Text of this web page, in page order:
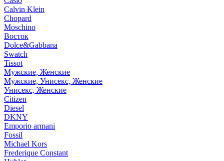
Calvin Klein
Chopard
Moschino
Восток
Dolce&Gabbana
Swatch
Tissot
Мужские, Женские
Мужские, Унисекс, Женские
Унисекс, Женские
Citizen
Diesel
DKNY
Emporio armani
Fossil
Michael Kors
Frederique Constant